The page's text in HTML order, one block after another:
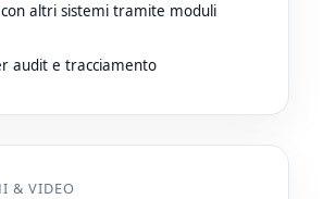
altri sistemi tramite moduli
audit e tracciamento
& VIDEO